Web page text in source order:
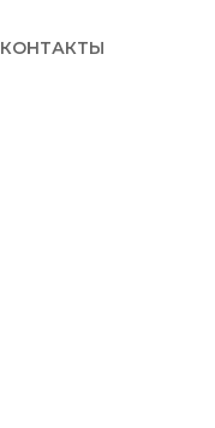
КОНТАКТЫ